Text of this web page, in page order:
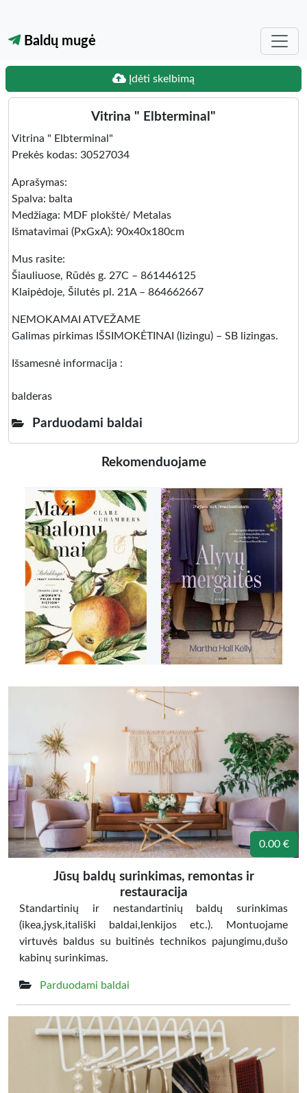
Baldų mugė
Įdėti skelbimą
Vitrina " Elbterminal"
Vitrina " Elbterminal"
Prekės kodas: 30527034
Aprašymas:
Spalva: balta
Medžiaga: MDF plokštė/ Metalas
Išmatavimai (PxGxA): 90x40x180cm
Mus rasite:
Šiauliuose, Rūdės g. 27C – 861446125
Klaipėdoje, Šilutės pl. 21A – 864662667
NEMOKAMAI ATVEŽAME
Galimas pirkimas IŠSIMOKĖTINAI (lizingu) – SB lizingas.
Išsamesnė informacija :
balderas
Parduodami baldai
Rekomenduojame
0.00 €
Jūsų baldų surinkimas, remontas ir
restauracija
Standartinių ir nestandartinių baldų surinkimas
(ikea,jysk,itališki baldai,lenkijos etc.). Montuojame
virtuvės baldus su buitinės technikos pajungimu,dušo
kabinų surinkimas.
Parduodami baldai